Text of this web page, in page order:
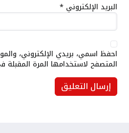
البريد الإلكتروني *
احفظ اسمي، بريدي الإلكتروني،
المتصفح لاستخدامها المرة